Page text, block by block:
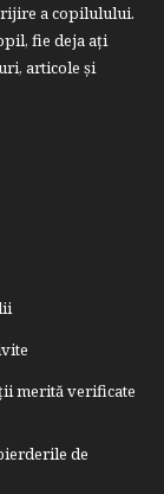
a copilulului.
fie deja aţi
articole şi
merită verificate
de